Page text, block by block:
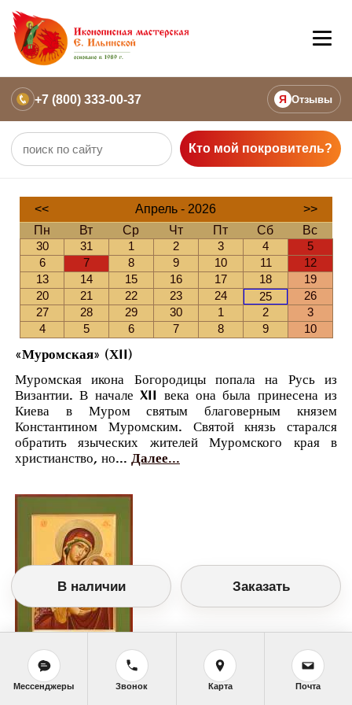
+7 (800) 333-00-37 Я Отзывы
Кто мой покровитель?
<< Апрель - 2026
>>
Пн
Вт Ср Чт Пт Сб
Вс
30
31 1 2 3 4
5
6
7 8 9 10 11
12
13
14 15 16 17 18
19
20
21 22 23 24 25
26
27
28 29 30 1 2
3
4
5 6 7 8 9 10
«Муромская» (ХII)
Муромская икона Богородицы попала на Русь из
Византии. В начале XII века она была принесена из
Киева в Муром святым благоверным князем
Константином Муромским. Святой князь старался
обратить языческих жителей Муромского края в
христианство, но... Далее...
Православный календарь
<<Суббота, 25 Апреля (12 Апреля по старому
В наличии Заказать
Мессенджеры Звонок Карта Почта